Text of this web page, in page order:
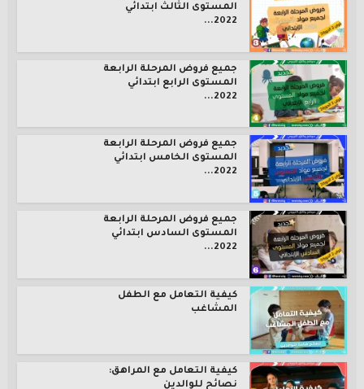
المستوى الثالث ابتدائي
2022...
جميع فروض المرحلة الرابعة
المستوى الرابع ابتدائي
2022...
جميع فروض المرحلة الرابعة
المستوى الخامس ابتدائي
2022...
جميع فروض المرحلة الرابعة
المستوى السادس ابتدائي
2022...
كيفية التعامل مع الطفل
المشاغب
كيفية التعامل مع المراهق:
نصائح للوالدين